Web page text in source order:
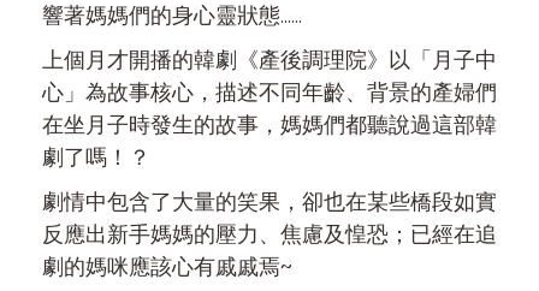
響著媽媽們的身心靈狀態......
上個月才開播的韓劇《產後調理院》以「月子中
心」為故事核心，描述不同年齡、背景的產婦們
在坐月子時發生的故事，媽媽們都聽說過這部韓
劇了嗎！？
劇情中包含了大量的笑果，卻也在某些橋段如實
反應出新手媽媽的壓力、焦慮及惶恐；已經在追
劇的媽咪應該心有戚戚焉~